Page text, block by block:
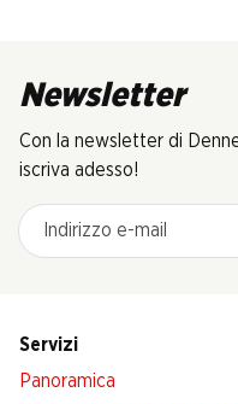
Newsletter
Con la newsletter di
iscriva adesso!
Indirizzo e-mail
Servizi
Panoramica